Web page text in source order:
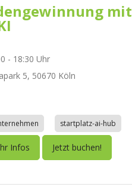
mit
- 18:30 Uhr
5, 50670 Köln
startplatz-ai-hub
Infos Jetzt buchen!